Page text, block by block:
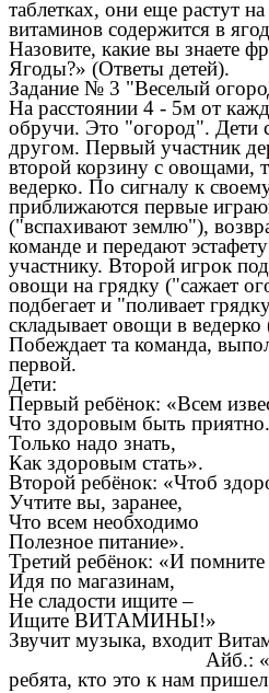
таблетках, они еще растут
витаминов содержится в
Назовите, какие вы знаете
Ягоды?» (Ответы детей).
Задание № 3 "Веселый
На расстоянии 4 - 5м от
обручи. Это "огород". Дети
другом. Первый участник
второй корзину с овощами,
ведерко. По сигналу к
приближаются первые
("вспахивают землю"),
команде и передают
участнику. Второй игрок
овощи на грядку ("сажает
подбегает и "поливает
складывает овощи в
Побеждает та команда,
первой.
Дети:
Первый ребёнок: «Всем
Что здоровым быть приятно.
Только надо знать,
Как здоровым стать».
Второй ребёнок: «Чтоб
Учтите вы, заранее,
Что всем необходимо
Полезное питание».
Третий ребёнок: «И
Идя по магазинам,
Не сладости ищите –
Ищите ВИТАМИНЫ!»
Звучит музыка,
Айб.: «Да, да!
ребята, кто это к нам